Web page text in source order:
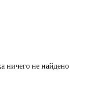
ничего не найдено